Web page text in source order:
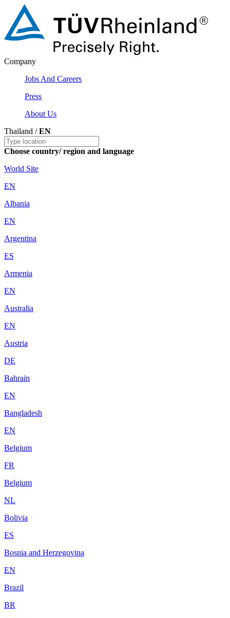
Company
Jobs And Careers
Press
About Us
Thailand /EN
Choose country/ region and language
World Site
EN
Albania
EN
Argentina
ES
Armenia
EN
Australia
EN
Austria
DE
Bahrain
EN
Bangladesh
EN
Belgium
FR
Belgium
NL
Bolivia
ES
Bosnia and Herzegovina
EN
Brazil
BR